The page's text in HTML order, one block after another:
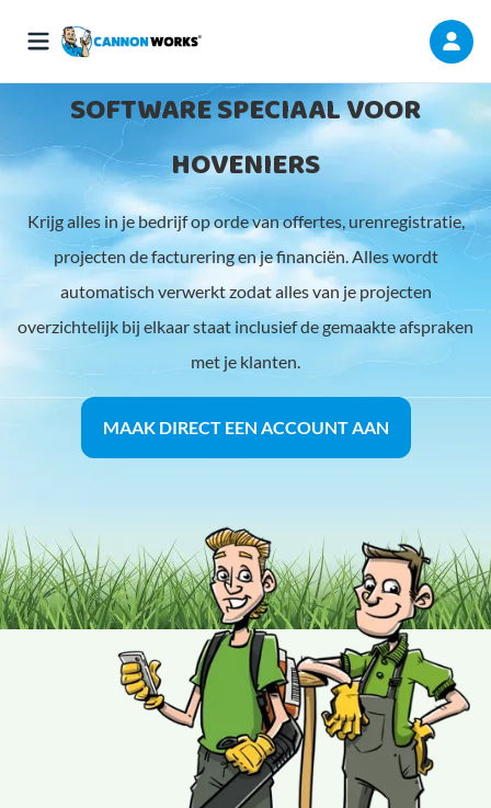
SOFTWARE SPECIAAL VOOR
HOVENIERS
Krijg alles in je bedrijf op orde van offertes, urenregistratie,
projecten de facturering en je financiën. Alles wordt
automatisch verwerkt zodat alles van je projecten
overzichtelijk bij elkaar staat inclusief de gemaakte afspraken
met je klanten.
MAAK DIRECT EEN ACCOUNT AAN